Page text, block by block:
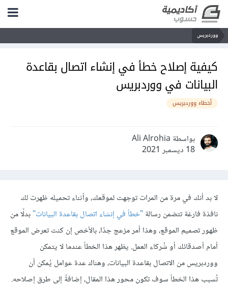
ووردبريس
كيفية إصلاح خطأ في إنشاء اتصال بقاعدة
البيانات في ووردبريس
أخطاء ووردبريس
بواسطة Ali Alrohia
18 ديسمبر 2021
لا بد أنك في مرة من المرات توجهت لموقعك، وأثناء تحميله ظهرت لك
نافذة فارغة تتضمن رسالة"خطأ في إنشاء اتصال بقاعدة البيانات"بدلًا من
ظهور تصميم الموقع، وهذا أمر مزعج جدًا، بالأخص إن كنت تعرض الموقع
أمام أصدقائك أو شُركاء العمل. يظهر هذا الخطأ عندما لا يتمكن
ووردبريس من الاتصال بقاعدة البيانات، وهناك عدة عوامل يُمكن أن
تُسبب هذا الخطأ سوف تكون محور هذا المقال، إضافةً إلى طرق إصلاحه.